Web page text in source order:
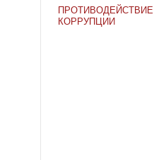
ПРОТИВОДЕЙСТВИЕ
КОРРУПЦИИ